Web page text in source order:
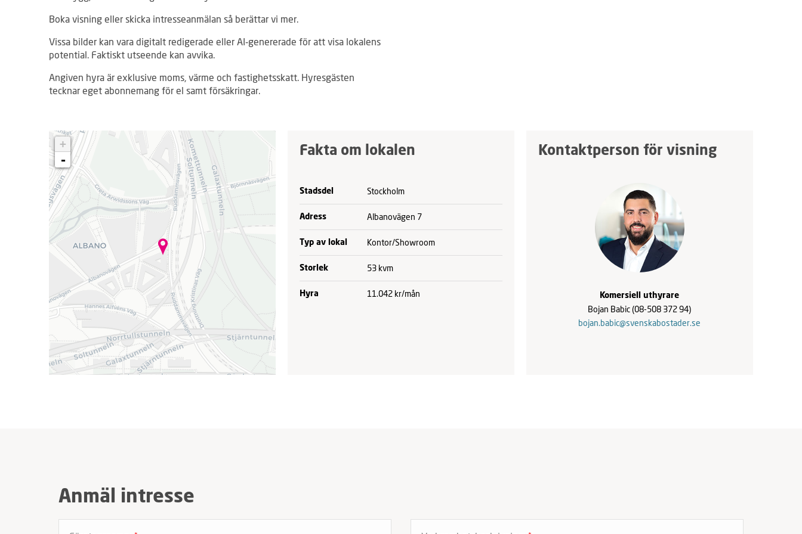
Boka visning eller skicka intresseanmälan så berättar vi mer.
Vissa bilder kan vara digitalt redigerade eller AI‑genererade för att visa lokalens
potential. Faktiskt utseende kan avvika.
Angiven hyra är exklusive moms, värme och fastighetsskatt. Hyresgästen
tecknar eget abonnemang för el samt försäkringar.
L
d
a
.
.
+
-
Fakta om lokalen
Stadsdel Stockholm
Adress Albanovägen 7
Typ av lokal Kontor/Showroom
Storlek 53 kvm
Hyra 11.042 kr/mån
Kontaktperson för visning
Komersiell uthyrare
Bojan Babic(08-508 372 94)
bojan.babic@svenskabostader.se
Anmäl intresse